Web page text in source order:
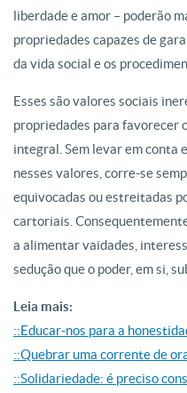
liberdade e amor – poderão
propriedades capazes de
da vida social e os
Esses são valores sociais
propriedades para favorecer
integral. Sem levar em conta
nesses valores, corre-se
equivocadas ou estreitadas
cartoriais.
a alimentar vaidades,
sedução que o poder, em si,
Leia mais:
::Educar-nos para a
::Quebrar uma corrente de
::Solidariedade: é preciso